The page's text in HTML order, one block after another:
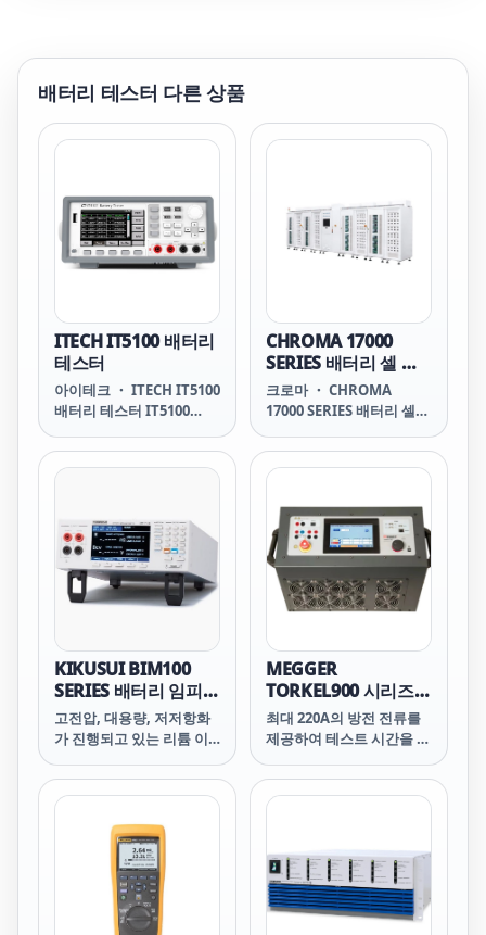
배터리 테스터 다른 상품
ITECH IT5100 배터리
테스터
아이테크 ・ ITECH IT5100
배터리 테스터 IT5100
IT5100 ITECH ITECH
IT5100 IT5100 아이테크
IT5101H IT5101H아이테
크 아이테크 IT5101H
IT5101E IT5101E ITECH
ITECH IT5101E IT5101E아
ITECH IT5101 IT5101 아
이테크 아이테크 IT5101
CHROMA 17000
SERIES 배터리 셀 형
성 시스템
크로마 ・ CHROMA
17000 SERIES 배터리 셀
Battery Cell Formation
System 시스템 장점 신뢰
높은 수확량을 제공합니다
에너지 재활용 완벽한 제조
솔루션(완전/반자동화) 고
객 시설 배치에 맞춰 조정
다양한 안전 기능 자동 교
정/검증 키트 성능 설계 편
레임; (b) 오븐형 진공 형성
공정을 지원합니다. 검증된
프로브/그리퍼 기술 안정
적인 형성 접촉 및 트레이
설계 비정상 감지(극성/실
시간/접촉 루프 저항/데크
KIKUSUI BIM100
SERIES 배터리 임피던
스 측정기
고전압, 대용량, 저저항화
가 진행되고 있는 리튬 이
일 전자 기기 및 EV에서의
채용뿐만 아니라 가정용 축
전지 및 각종 산업 기기 등
다양한 용도로 확대되고 있
습니다. 배터리 임피던스
측정기 BIM1000 시리즈는
1kHz 교류 4단자법에 의한
저저항 측정기입니다. 측정
MEGGER
TORKEL900 시리즈
배터리 방전 시험 시스
템
최대 220A의 방전 전류를
제공하여 테스트 시간을 단
TORKEL 장치 또는 추가 부
하 장치(TXL)를 추가하면